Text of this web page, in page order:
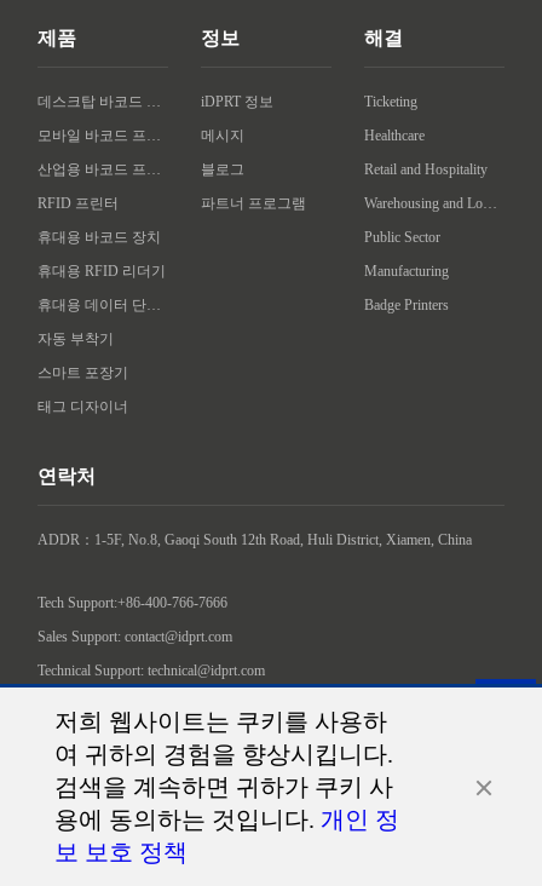
저희 웹사이트는 쿠키를 사용하
여 귀하의 경험을 향상시킵니다.
검색을 계속하면 귀하가 쿠키 사
용에 동의하는 것입니다. 개인 정
보 보호 정책
제품
데스크탑 바코드 프린터
모바일 바코드 프린터
산업용 바코드 프린터
RFID 프린터
휴대용 바코드 장치
휴대용 RFID 리더기
휴대용 데이터 단말기
자동 부착기
스마트 포장기
태그 디자이너
정보
iDPRT 정보
메시지
블로그
파트너 프로그램
해결
Ticketing
Healthcare
Retail and Hospitality
Warehousing and Logistics
Public Sector
Manufacturing
Badge Printers
연락처
ADDR：1-5F, No.8, Gaoqi South 12th Road, Huli District, Xiamen, China
Tech Support:+86-400-766-7666
Sales Support: contact@idprt.com
Technical Support: technical@idprt.com
©2026 Xiamen Hanin Co., Ltd.